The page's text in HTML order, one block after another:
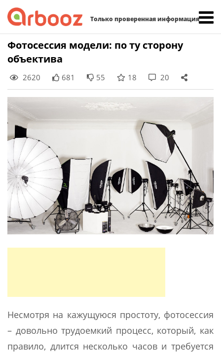
Только проверенная информация
Skip
Фотосессия модели: по ту сторону
объектива
2620 681 55 18 20
Несмотря на кажущуюся простоту, фотосессия
– довольно трудоемкий процесс, который, как
правило, длится несколько часов и требуется
Найти: